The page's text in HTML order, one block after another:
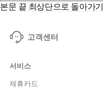
본문 끝 최상단으로 돌아가기
고객센터
서비스
제휴카드